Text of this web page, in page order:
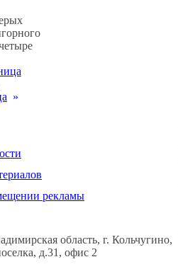
»
рекламы
область, г. Кольчугино,
д.31, офис 2